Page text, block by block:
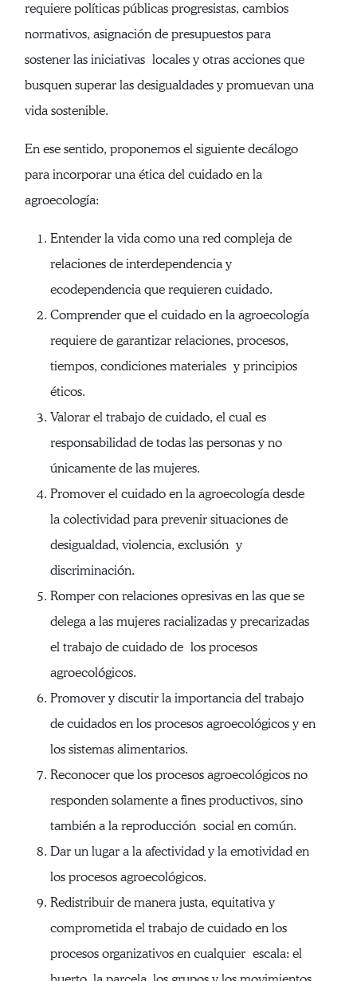
requiere políticas públicas progresistas, cambios
normativos, asignación de presupuestos para
sostener las iniciativas locales y otras acciones que
busquen superar las desigualdades y promuevan una
vida sostenible.
En ese sentido, proponemos el siguiente decálogo
para incorporar una ética del cuidado en la
agroecología:
Entender la vida como una red compleja de
relaciones de interdependencia y
ecodependencia que requieren cuidado.
Comprender que el cuidado en la agroecología
requiere de garantizar relaciones, procesos,
tiempos, condiciones materiales y principios
éticos.
Valorar el trabajo de cuidado, el cual es
responsabilidad de todas las personas y no
únicamente de las mujeres.
Promover el cuidado en la agroecología desde
la colectividad para prevenir situaciones de
desigualdad, violencia, exclusión y
discriminación.
Romper con relaciones opresivas en las que se
delega a las mujeres racializadas y precarizadas
el trabajo de cuidado de los procesos
agroecológicos.
Promover y discutir la importancia del trabajo
de cuidados en los procesos agroecológicos y en
los sistemas alimentarios.
Reconocer que los procesos agroecológicos no
responden solamente a fines productivos, sino
también a la reproducción social en común.
Dar un lugar a la afectividad y la emotividad en
los procesos agroecológicos.
Redistribuir de manera justa, equitativa y
comprometida el trabajo de cuidado en los
procesos organizativos en cualquier escala: el